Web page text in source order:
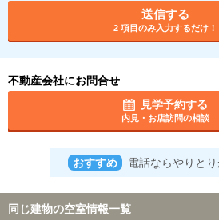
送信する
2 項目のみ入力するだけ！
不動産会社にお問合せ
見学予約する
内見・お店訪問の相談
おすすめ 電話ならやりと
同じ建物の空室情報一覧